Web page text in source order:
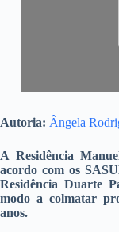
Autoria: Ângela
A Residência
acordo com os
Residência Duarte
modo a colmatar
anos.